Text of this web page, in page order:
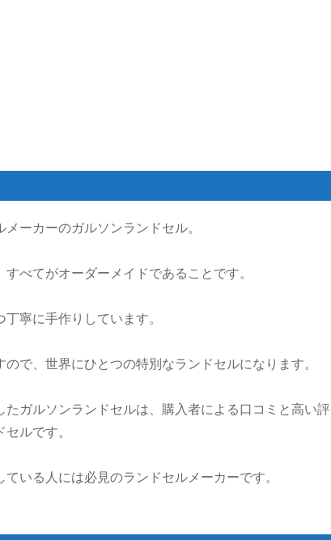
ーカーのガルソンランドセル。
べてがオーダーメイドであることです。
寧に手作りしています。
で、世界にひとつの特別なランドセルになります。
ガルソンランドセルは、購入者による口コミと高い評
ルです。
いる人には必見のランドセルメーカーです。